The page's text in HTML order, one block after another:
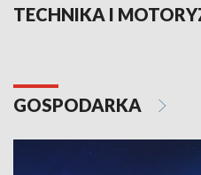
TECHNIKA I
GOSPODARKA